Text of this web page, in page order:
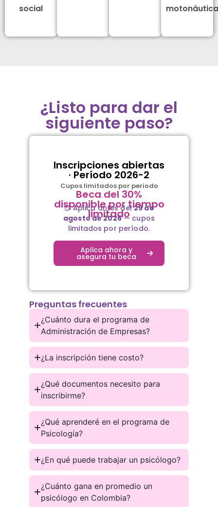
social
motonáutica
¿Listo para dar el
siguiente paso?
Inscripciones abiertas
· Período 2026-2
Cupos limitados por periodo
Beca del 30%
disponible por tiempo
limitado
⏰ Aplica antes del29 de
agosto de 2026— cupos
limitados por período.
Aplica ahora y
asegura tu beca
Preguntas frecuentes
¿Cuánto dura el programa de
Administración de Empresas?
¿La inscripción tiene costo?
¿Qué documentos necesito para
inscribirme?
¿Qué aprenderé en el programa de
Psicología?
¿En qué puede trabajar un psicólogo?
¿Cuánto gana en promedio un
psicólogo en Colombia?